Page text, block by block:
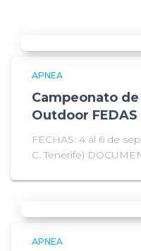
APNEA
Campeonato
Outdoor
FECHAS: 4 al 6 de
C. Tenerife)
APNEA